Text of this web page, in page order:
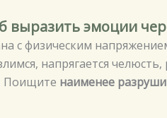
выразить эмоции
с физическим
напрягается
Поищите наименее